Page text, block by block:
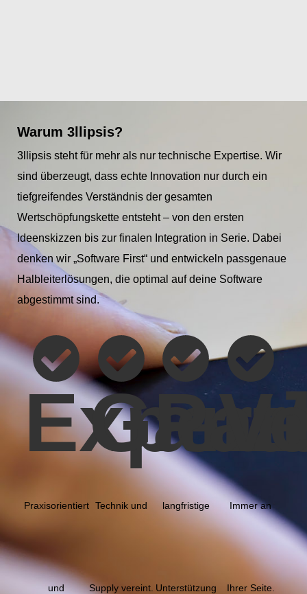
Warum 3llipsis?
3llipsis steht für mehr als nur technische Expertise. Wir
sind überzeugt, dass echte Innovation nur durch ein
tiefgreifendes Verständnis der gesamten
Wertschöpfungskette entsteht – von den ersten
Ideenskizzen bis zur finalen Integration in Serie. Dabei
denken wir „Software First“ und entwickeln passgenaue
Halbleiterlösungen, die optimal auf deine Software
abgestimmt sind.
Praxisorientiert
und
Technik und
Supply vereint.
langfristige
Unterstützung
Immer an
Ihrer Seite.